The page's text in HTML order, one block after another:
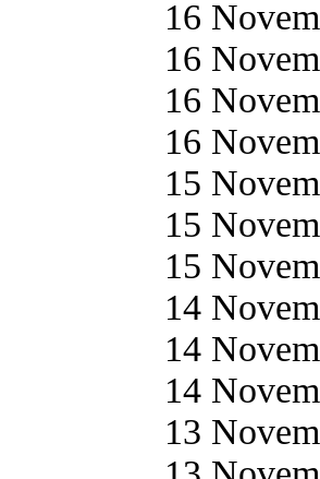
16
16
16
16
15
15
15
14
14
14
13